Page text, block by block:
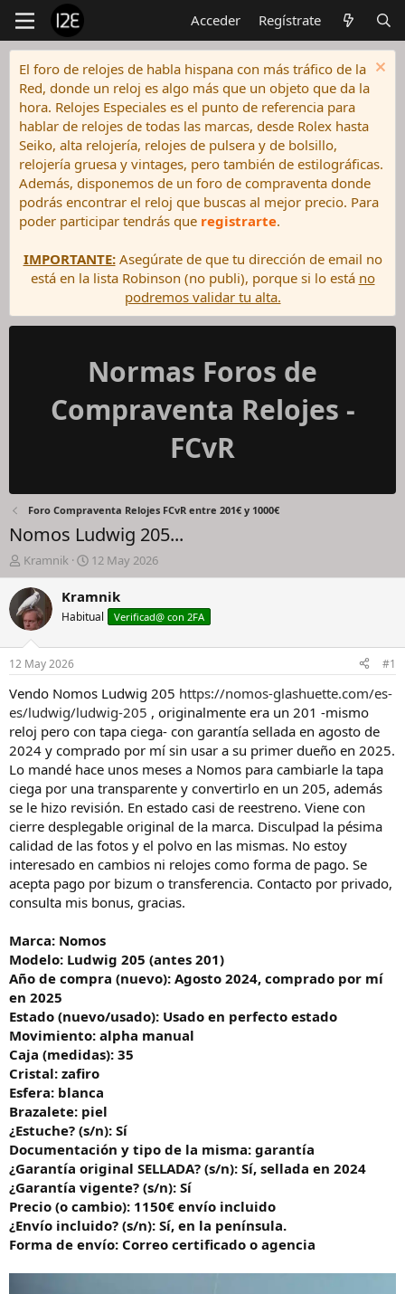
Acceder Regístrate
El foro de relojes de habla hispana con más tráfico de la
Red, donde un reloj es algo más que un objeto que da la
hora. Relojes Especiales es el punto de referencia para
hablar de relojes de todas las marcas, desde Rolex hasta
Seiko, alta relojería, relojes de pulsera y de bolsillo,
relojería gruesa y vintages, pero también de estilográficas.
Además, disponemos de un foro de compraventa donde
podrás encontrar el reloj que buscas al mejor precio. Para
poder participar tendrás que registrarte.
IMPORTANTE:Asegúrate de que tu dirección de email no
está en la lista Robinson (no publi), porque si lo está no
podremos validar tu alta.
Normas Foros de
Compraventa Relojes -
FCvR
Foro Compraventa Relojes FCvR entre 201€ y 1000€
Nomos Ludwig 205...
I
n
i
c
i
a
d
o
r
d
e
l
h
i
l
o
Kramnik
F
e
c
a
i
n
c
o
12 May 2026
Kramnik
Habitual Verificad@ con 2FA
12 May 2026 #1
Vendo Nomos Ludwig 205 https://nomos-glashuette.com/es-
es/ludwig/ludwig-205 , originalmente era un 201 -mismo
reloj pero con tapa ciega- con garantía sellada en agosto de
2024 y comprado por mí sin usar a su primer dueño en 2025.
Lo mandé hace unos meses a Nomos para cambiarle la tapa
ciega por una transparente y convertirlo en un 205, además
se le hizo revisión. En estado casi de reestreno. Viene con
cierre desplegable original de la marca. Disculpad la pésima
calidad de las fotos y el polvo en las mismas. No estoy
interesado en cambios ni relojes como forma de pago. Se
acepta pago por bizum o transferencia. Contacto por privado,
consulta mis bonus, gracias.
Marca: Nomos
Modelo: Ludwig 205 (antes 201)
Año de compra (nuevo): Agosto 2024, comprado por mí
en 2025
Estado (nuevo/usado): Usado en perfecto estado
Movimiento: alpha manual
Caja (medidas): 35
Cristal: zafiro
Esfera: blanca
Brazalete: piel
¿Estuche? (s/n): Sí
Documentación y tipo de la misma: garantía
¿Garantía original SELLADA? (s/n): Sí, sellada en 2024
¿Garantía vigente? (s/n): Sí
Precio (o cambio): 1150€ envío incluido
¿Envío incluido? (s/n): Sí, en la península.
Forma de envío: Correo certificado o agencia